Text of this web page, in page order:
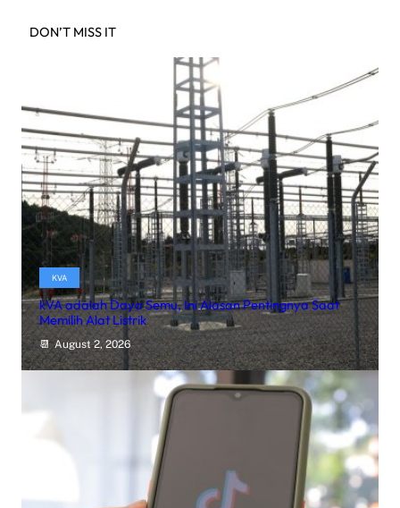
DON’T MISS IT
KVA
kVA adalah Daya Semu, Ini Alasan Pentingnya Saat
Memilih Alat Listrik
August 2, 2026